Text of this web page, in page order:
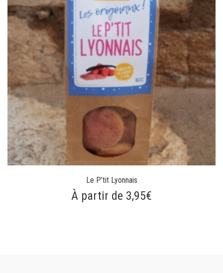
Le P’tit Lyonnais
À partir de 3,95€